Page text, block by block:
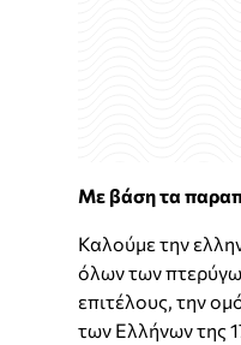
Με βάση τα
Καλούμε την
όλων των
επιτέλους, την
των Ελλήνων της